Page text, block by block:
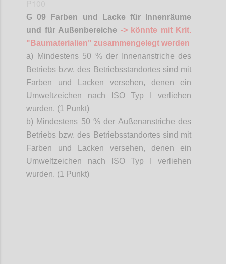
G 09 Farben und Lacke für Innenräume
und für Außenbereiche -> könnte mit Krit.
"Baumaterialien" zusammengelegt werden
a) Mindestens 50 % der Innenanstriche des
Betriebs bzw. des Betriebsstandortes sind mit
Farben und Lacken versehen, denen ein
Umweltzeichen nach ISO Typ I verliehen
wurden. (1 Punkt)
b) Mindestens 50 % der Außenanstriche des
Betriebs bzw. des Betriebsstandortes sind mit
Farben und Lacken versehen, denen ein
Umweltzeichen nach ISO Typ I verliehen
wurden. (1 Punkt)